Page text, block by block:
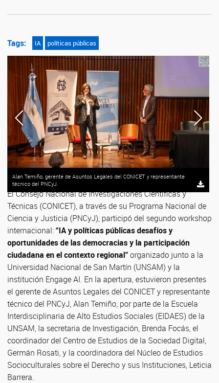
Tags: IA políticas públicas
Alan Temiño, gerente de Asuntos Legales del CONICET y representante
técnico del PNCyJ.
El Consejo Nacional de Investigaciones Científicas y
Técnicas (CONICET), a través de su Programa Nacional de
Ciencia y Justicia (PNCyJ), participó del segundo workshop
internacional:“IA y políticas públicas desafíos y
oportunidades de las democracias y la participación
ciudadana en el contexto regional”organizado junto a la
Universidad Nacional de San Martín (UNSAM) y la
institución Engage AI. En la apertura, estuvieron presentes
el gerente de Asuntos Legales del CONICET y representante
técnico del PNCyJ, Alan Temiño, por parte de la Escuela
Interdisciplinaria de Alto Estudios Sociales (EIDAES) de la
UNSAM, la secretaria de Investigación, Brenda Focás, el
coordinador del Centro de Estudios de la Sociedad Digital,
Germán Rosati, y la coordinadora del Núcleo de Estudios
Socioculturales sobre el Derecho y sus Instituciones, Leticia
Barrera.